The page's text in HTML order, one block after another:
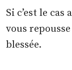
Si c’est le
vous
blessée.